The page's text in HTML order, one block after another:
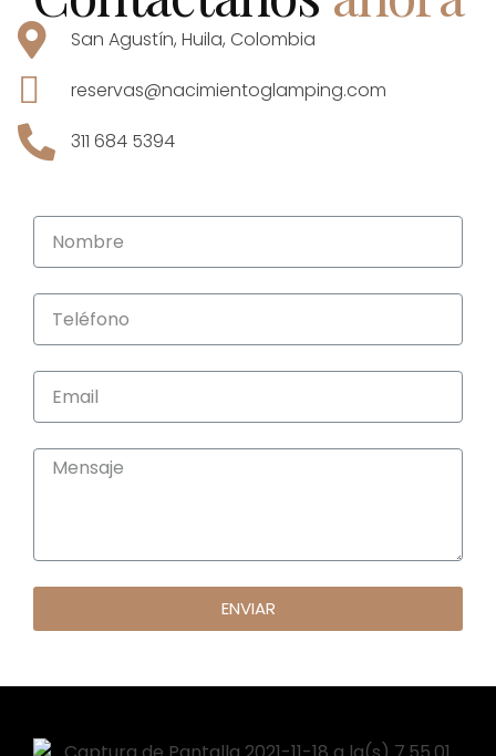
San Agustín, Huila, Colombia
reservas@nacimientoglamping.com
311 684 5394
ENVIAR